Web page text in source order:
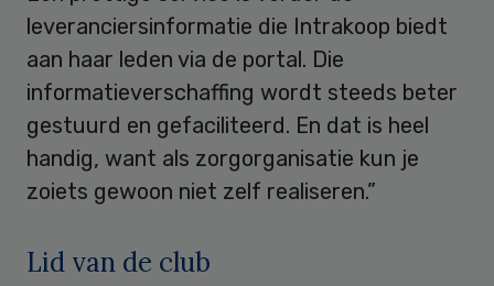
leveranciersinformatie die Intrakoop biedt
aan haar leden via de portal. Die
informatieverschaffing wordt steeds beter
gestuurd en gefaciliteerd. En dat is heel
handig, want als zorgorganisatie kun je
zoiets gewoon niet zelf realiseren.”
Lid van de club